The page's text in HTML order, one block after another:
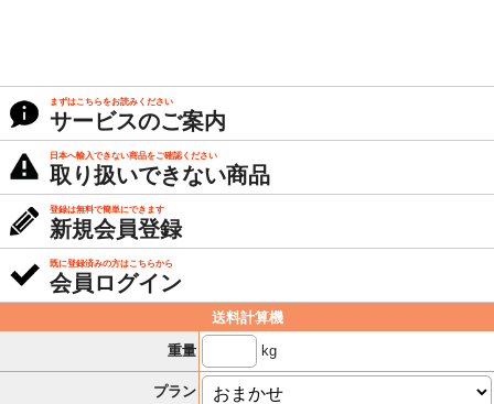
まずはこちらをお読みください
サービスのご案内
日本へ輸入できない商品をご確認ください
取り扱いできない商品
登録は無料で簡単にできます
新規会員登録
既に登録済みの方はこちらから
会員ログイン
送料計算機
重量
kg
プラン